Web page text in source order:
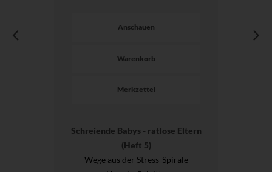
Anschauen
Warenkorb
Merkzettel
Schreiende Babys - ratlose Eltern
(Heft 5)
Wege aus der Stress-Spirale